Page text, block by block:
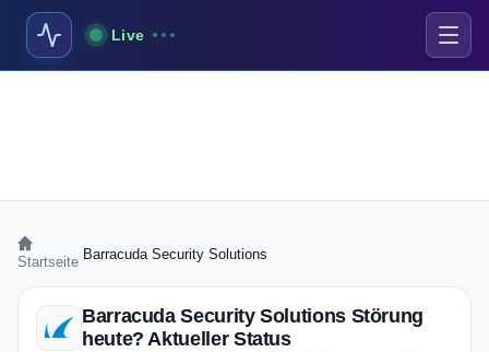
Live
Startseite Barracuda Security Solutions
Barracuda Security Solutions Störung
heute? Aktueller Status